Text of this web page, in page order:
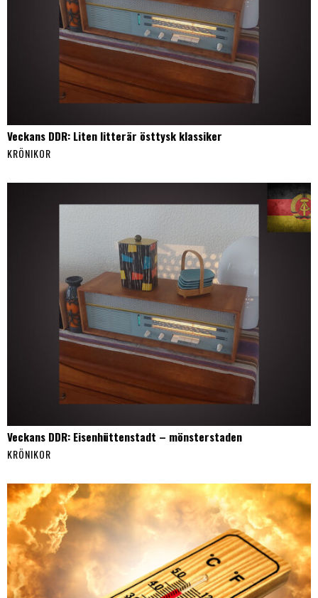
Veckans DDR: Liten litterär östtysk klassiker
KRÖNIKOR
Veckans DDR: Eisenhüttenstadt – mönsterstaden
KRÖNIKOR